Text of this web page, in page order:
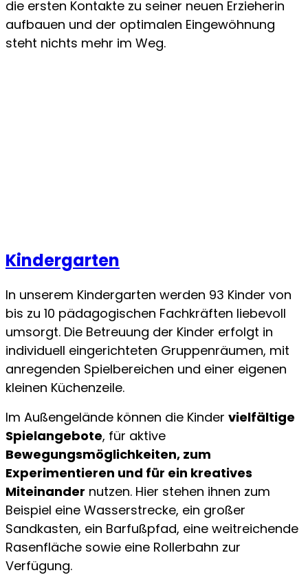
die ersten Kontakte zu seiner neuen Erzieherin
aufbauen und der optimalen Eingewöhnung
steht nichts mehr im Weg.
Kindergarten
In unserem Kindergarten werden 93 Kinder von
bis zu 10 pädagogischen Fachkräften liebevoll
umsorgt. Die Betreuung der Kinder erfolgt in
individuell eingerichteten Gruppenräumen, mit
anregenden Spielbereichen und einer eigenen
kleinen Küchenzeile.
Im Außengelände können die Kinder vielfältige
Spielangebote, für aktive
Bewegungsmöglichkeiten, zum
Experimentieren und für ein kreatives
Miteinander nutzen. Hier stehen ihnen zum
Beispiel eine Wasserstrecke, ein großer
Sandkasten, ein Barfußpfad, eine weitreichende
Rasenfläche sowie eine Rollerbahn zur
Verfügung.